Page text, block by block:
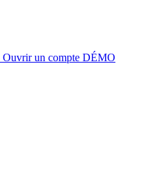
Ouvrir un compte DÉMO